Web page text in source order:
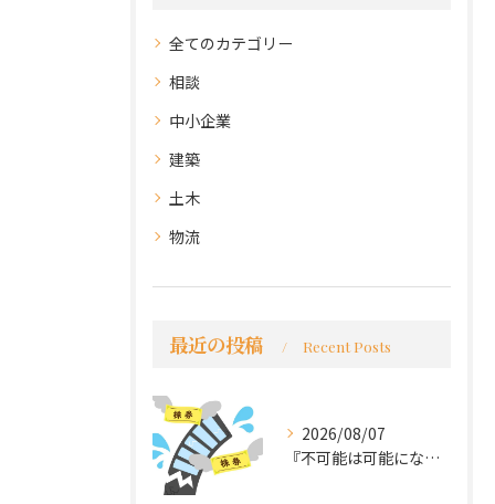
全てのカテゴリー
相談
中小企業
建築
土木
物流
最近の投稿 Recent Posts
2026/08/07
『不可能は可能になる』